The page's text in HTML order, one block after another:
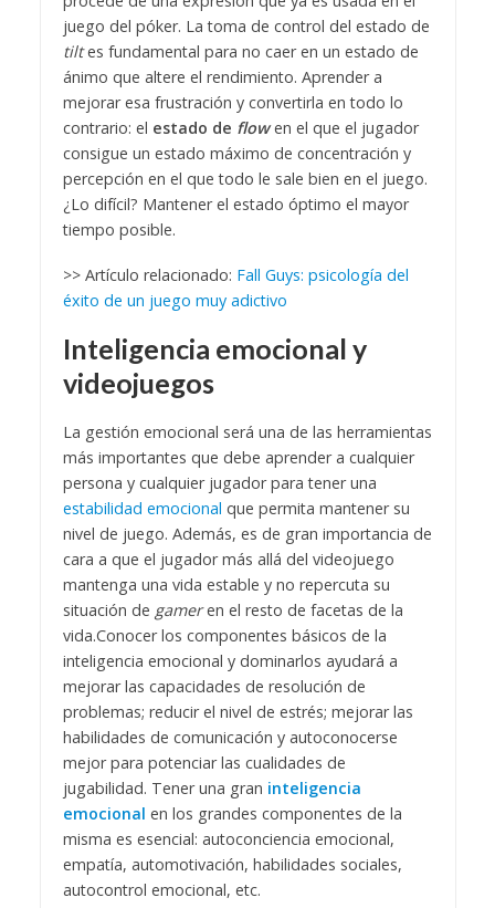
juego del póker. La toma de control del estado de
tiltes fundamental para no caer en un estado de
ánimo que altere el rendimiento. Aprender a
mejorar esa frustración y convertirla en todo lo
contrario: el estado de flowen el que el jugador
consigue un estado máximo de concentración y
percepción en el que todo le sale bien en el juego.
¿Lo difícil? Mantener el estado óptimo el mayor
tiempo posible.
>> Artículo relacionado: Fall Guys: psicología del
éxito de un juego muy adictivo
Inteligencia emocional y
videojuegos
La gestión emocional será una de las herramientas
más importantes que debe aprender a cualquier
persona y cualquier jugador para tener una
estabilidad emocional que permita mantener su
nivel de juego. Además, es de gran importancia de
cara a que el jugador más allá del videojuego
mantenga una vida estable y no repercuta su
situación de gameren el resto de facetas de la
vida.Conocer los componentes básicos de la
inteligencia emocional y dominarlos ayudará a
mejorar las capacidades de resolución de
problemas; reducir el nivel de estrés; mejorar las
habilidades de comunicación y autoconocerse
mejor para potenciar las cualidades de
jugabilidad. Tener una gran inteligencia
emocional en los grandes componentes de la
misma es esencial: autoconciencia emocional,
empatía, automotivación, habilidades sociales,
autocontrol emocional, etc.